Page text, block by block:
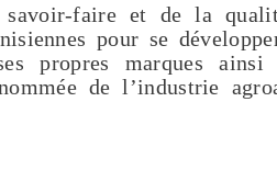
faire et de la
pour se
propres marques
de l’industrie